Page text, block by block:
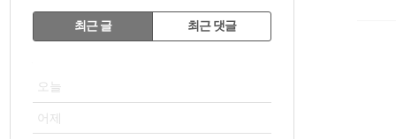
RECENTLY
최근 글 최근 댓글
오늘
어제